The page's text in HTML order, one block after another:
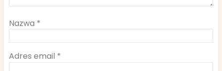
Nazwa *
Adres email *